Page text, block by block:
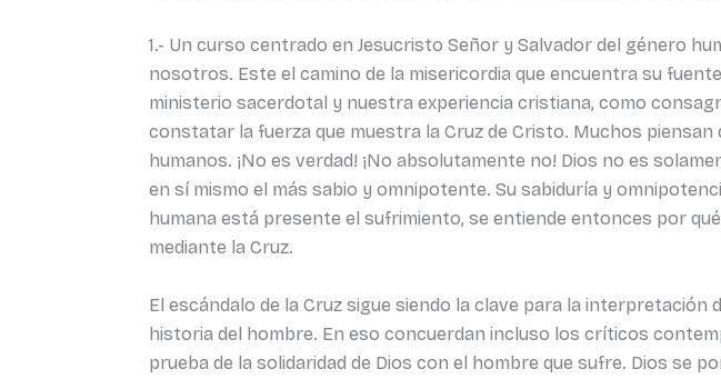
1.- Un curso centrado en Jesucristo Señor y Salvador del género
nosotros. Este el camino de la misericordia que encuentra su
ministerio sacerdotal y nuestra experiencia cristiana, como
constatar la fuerza que muestra la Cruz de Cristo. Muchos
humanos. ¡No es verdad! ¡No absolutamente no! Dios no es
en sí mismo el más sabio y omnipotente. Su sabiduría y
humana está presente el sufrimiento, se entiende entonces por
mediante la Cruz.
El escándalo de la Cruz sigue siendo la clave para la
historia del hombre. En eso concuerdan incluso los críticos
prueba de la solidaridad de Dios con el hombre que sufre. Dios se